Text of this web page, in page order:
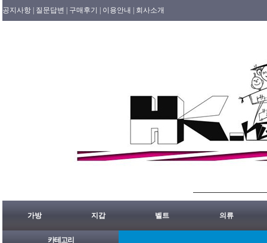
공지사항 | 질문답변 | 구매후기 | 이용안내 | 회사소개
가방 지갑 벨트 의류
카테고리